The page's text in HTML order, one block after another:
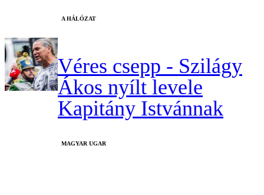
A HÁLÓZAT
Véres csepp - Szilágy
Ákos nyílt levele
Kapitány Istvánnak
MAGYAR UGAR